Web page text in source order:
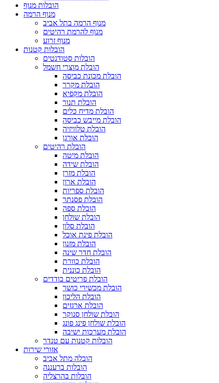
הובלות מנוף
מנוף הרמה
מנוף הרמה בתל אביב
מנוף להרמת רהיטים
מנוף זרוע
הובלות קטנות
הובלות סטודנטים
הובלת מוצרי חשמל
הובלת מכונת כביסה
הובלת מקרר
הובלת מקפיא
הובלת תנור
הובלת מדיח כלים
הובלת מייבש כביסה
הובלת טלוויזיה
הובלת אורגן
הובלת רהיטים
הובלת מיטה
הובלת שידה
הובלת מזרן
הובלת ארון
הובלת ספריות
הובלת פסנתר
הובלת ספה
הובלת שולחן
הובלת סלון
הובלת פינת אוכל
הובלת מזנון
הובלת חדר שינה
הובלת כוורת
הובלת כוננית
הובלת פריטים בודדים
הובלת מכשירי כושר
הובלת הליכון
הובלת ארגזים
הובלת שולחן סנוקר
הובלת שולחן פינג פונג
הובלת מערכות ישיבה
הובלות קטנות עם טנדר
אזורי שירות
הובלה מתל אביב
הובלות ברעננה
הובלות בהרצליה